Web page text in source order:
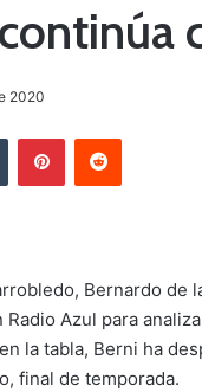
2020
Bernardo de
Radio Azul para
la tabla, Berni ha
final de temporada.